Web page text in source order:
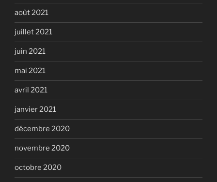
août 2021
juillet 2021
juin 2021
mai 2021
avril 2021
janvier 2021
décembre 2020
novembre 2020
octobre 2020